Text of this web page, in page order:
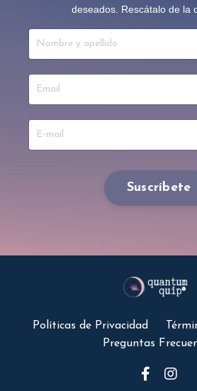
deseados. Rescátalo de la
Suscríbete
Políticas de Privacidad
Preguntas